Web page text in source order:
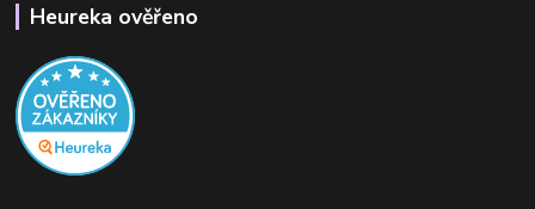
Heureka ověřeno